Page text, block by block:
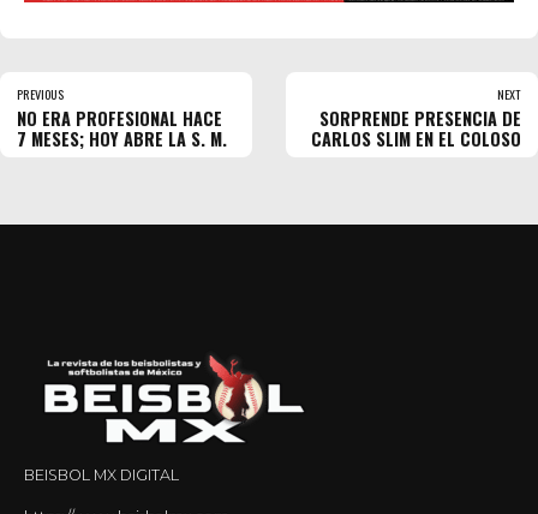
PREVIOUS
NO ERA PROFESIONAL HACE
7 MESES; HOY ABRE LA S. M.
NEXT
SORPRENDE PRESENCIA DE
CARLOS SLIM EN EL COLOSO
BEISBOL MX DIGITAL